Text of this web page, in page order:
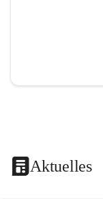
Aktuelles